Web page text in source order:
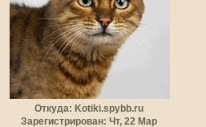
Откуда: Kotiki.spybb.ru
Зарегистрирован: Чт, 22 Мар